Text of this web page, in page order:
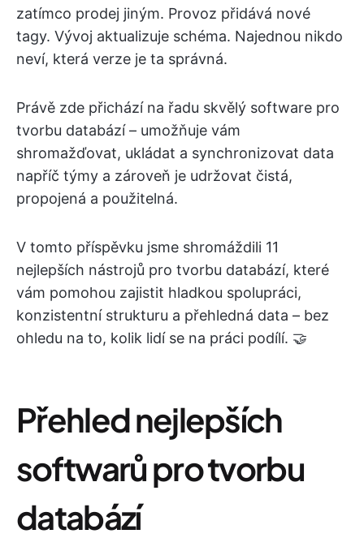
zatímco prodej jiným. Provoz přidává nové
tagy. Vývoj aktualizuje schéma. Najednou nikdo
neví, která verze je ta správná.
Právě zde přichází na řadu skvělý software pro
tvorbu databází – umožňuje vám
shromažďovat, ukládat a synchronizovat data
napříč týmy a zároveň je udržovat čistá,
propojená a použitelná.
V tomto příspěvku jsme shromáždili 11
nejlepších nástrojů pro tvorbu databází, které
vám pomohou zajistit hladkou spolupráci,
konzistentní strukturu a přehledná data – bez
ohledu na to, kolik lidí se na práci podílí. 🤝
Přehled nejlepších
softwarů pro tvorbu
databází